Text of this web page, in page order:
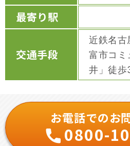
最寄り駅
交通手段
近鉄名古
富市コミ
井」徒歩
お電話でのお
0800-